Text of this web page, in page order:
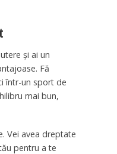
și ai un
Fă
într-un sport de
mai bun,
Vei avea dreptate
pentru a te